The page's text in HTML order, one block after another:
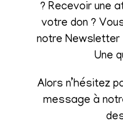
? Recevoir une
votre don ?
notre Newsletter
Une
Alors n’hésitez
message à